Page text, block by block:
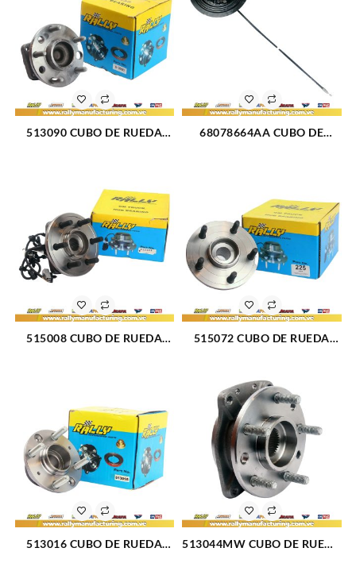
513090 CUBO DE RUEDA
68078664AA CUBO DE
515008 CUBO DE RUEDA
515072 CUBO DE RUEDA
513016 CUBO DE RUEDA
513044MW CUBO DE RUEDA